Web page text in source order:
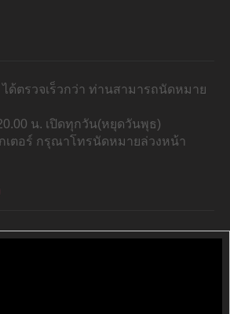
ด้ตรวจเร็วกว่า ท่านสามารถนัดหมาย
น. เปิดทุกวัน(หยุดวันพุธ)
เตอร์ กรุณาโทรนัดหมายล่วงหน้า